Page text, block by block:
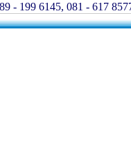
- 199 6145, 081 - 617